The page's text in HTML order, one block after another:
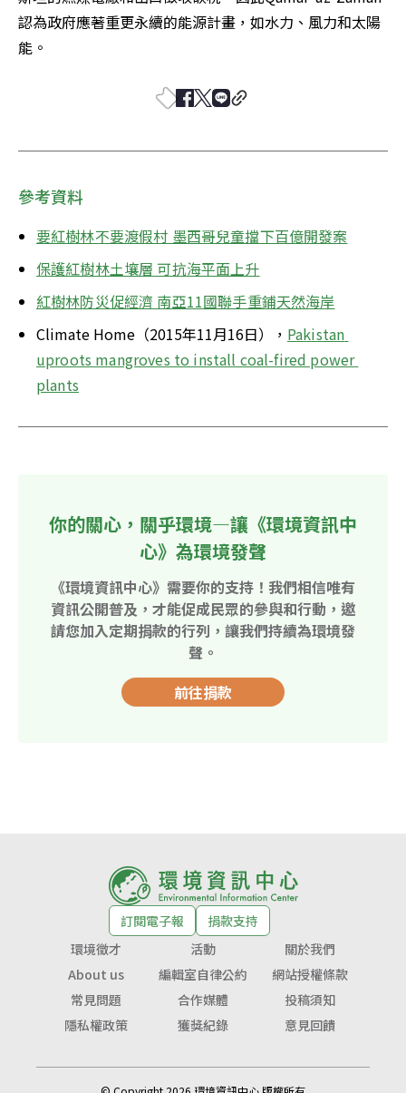
認為政府應著重更永續的能源計畫，如水力、風力和太陽
能。
參考資料
要紅樹林不要渡假村 墨西哥兒童擋下百億開發案
保護紅樹林土壤層 可抗海平面上升
紅樹林防災促經濟 南亞11國聯手重鋪天然海岸
Climate Home（2015年11月16日）， Pakistan
uproots mangroves to install coal-fired power
plants
你的關心，關乎環境—讓《環境資訊中
心》為環境發聲
《環境資訊中心》需要你的支持！我們相信唯有
資訊公開普及，才能促成民眾的參與和行動，邀
請您加入定期捐款的行列，讓我們持續為環境發
聲。
前往捐款
訂閱電子報
捐款支持
環境徵才
活動
關於我們
About us
編輯室自律公約
網站授權條款
常見問題
合作媒體
投稿須知
隱私權政策
獲獎紀錄 意見回饋